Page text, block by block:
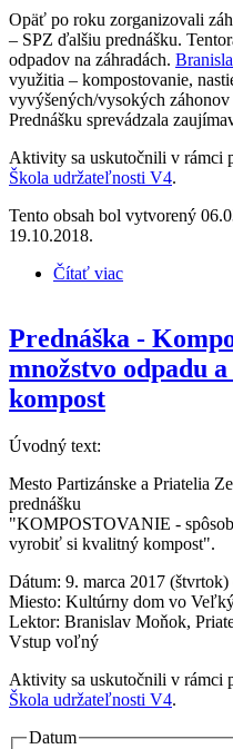
Opäť po roku zorganizovali
– SPZ ďalšiu prednášku.
odpadov na záhradách.
využitia – kompostovanie,
vyvýšených/vysokých záhonov
Prednášku sprevádzala
Aktivity sa uskutočnili v rámci
Škola udržateľnosti V4.
Tento obsah bol vytvorený
19.10.2018.
Čítať viac
Prednáška -
množstvo odpadu
kompost
Úvodný text:
Mesto Partizánske a Priatelia
prednášku
"KOMPOSTOVANIE -
vyrobiť si kvalitný kompost".
Dátum: 9. marca 2017 (štvrtok)
Miesto: Kultúrny dom vo
Lektor: Branislav Moňok,
Vstup voľný
Aktivity sa uskutočnili v rámci
Škola udržateľnosti V4.
Datum